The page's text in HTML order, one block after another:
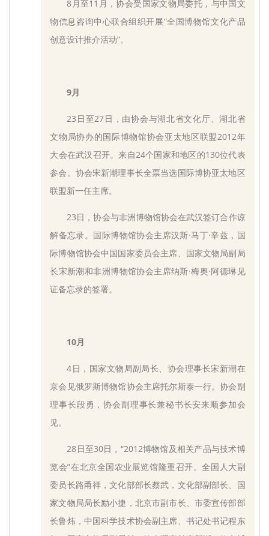
8月至11月，协会受国家文物局委托，与中国文
物信息咨询中心联合组织开展“全国博物馆文化产品
创意设计推介活动”。
9月
23日至27日，由协会与湖北省文化厅、湖北省
文物局协办的国际博物馆协会亚太地区联盟2012年
大会在武汉召开。来自24个国家和地区的130位代表
参会。协会宋新潮理事长全票当选国际博协亚太地区
联盟新一任主席。
23日，协会与非洲博物馆协会在武汉签订合作谅
解备忘录。国际博物馆协会主席汉斯·马丁·辛兹，国
际博物馆协会中国国家委员会主席、国家文物局副局
长宋新潮和非洲博物馆协会主席纳斯·梅奥·阿德琳见
证备忘录的签署。
10月
4日，国家文物局副局长、协会理事长宋新潮在
京会见俄罗斯博物馆协会主席托尔斯泰一行。协会副
理事长段勇，协会副理事长兼秘书长安来顺参加会
见。
28日至30日，“2012博物馆及相关产品与技术博
览会”在北京全国农业展览馆隆重召开。全国人大副
委员长路甬祥，文化部部长蔡武，文化部副部长、国
家文物局局长励小捷，北京市副市长、市委宣传部部
长鲁炜，中国科学技术协会副主席、书记处书记程东